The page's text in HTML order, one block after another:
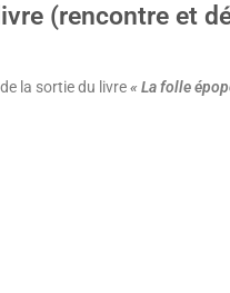
(rencontre et
la sortie du livre« La folle